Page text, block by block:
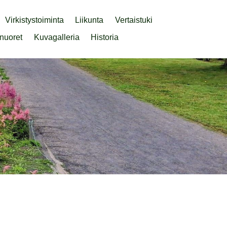
Virkistystoiminta Liikunta
Vertaistuki
Kuvagalleria Historia